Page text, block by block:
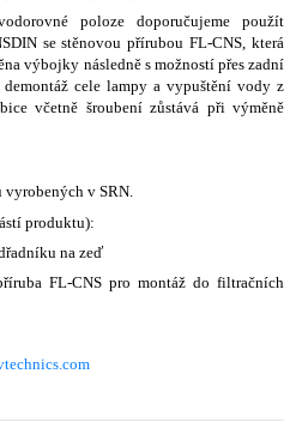
poloze doporučujeme použít
se stěnovou přírubou FL-CNS, která
výbojky následně s možností přes zadní
cele lampy a vypuštění vody z
včetně šroubení zůstává při výměně
v SRN.
produktu):
na zeď
FL-CNS pro montáž do filtračních